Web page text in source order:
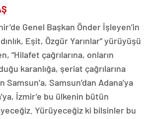
Genel Başkan Önder İşleyen’in
Eşit, Özgür Yarınlar” yürüyüşü
“Hilafet çağrılarına, onların
karanlığa, şeriat çağrılarına
Samsun’a, Samsun’dan Adana’ya
İzmir’e bu ülkenin bütün
Yürüyeceğiz ki bilsinler bu